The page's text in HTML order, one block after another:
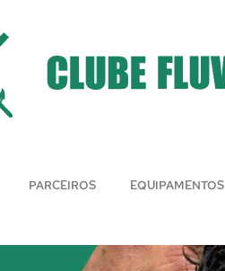
PARCEIROS EQUIPAMENTOS